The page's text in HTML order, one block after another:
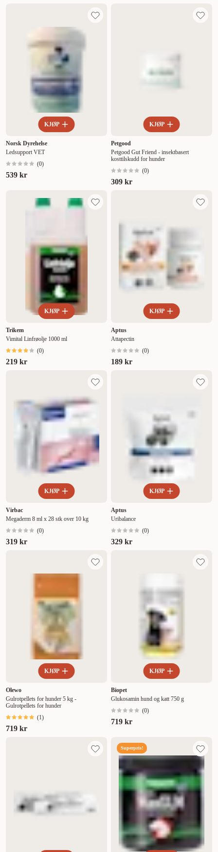
KJØP
Norsk Dyrehelse
Ledsupport VET
(0)
539 kr
KJØP
Petgood
Petgood Gut Friend - insektbasert
kosttilskudd for hunder
(0)
309 kr
KJØP
Trikem
Vimital Linfrøolje 1000 ml
(0)
219 kr
KJØP
Aptus
Attapectin
(0)
189 kr
KJØP
Virbac
Megaderm 8 ml x 28 stk over 10 kg
(0)
319 kr
KJØP
Aptus
Uribalance
(0)
329 kr
KJØP
Olewo
Gulrotpellets for hunder 5 kg -
Gulrotpellets for hunder
(1)
719 kr
KJØP
Biopet
Glukosamin hund og katt 750 g
(0)
719 kr
Superpris!